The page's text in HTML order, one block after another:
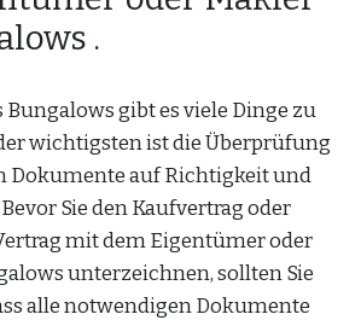
.
Bungalows gibt es viele Dinge zu
wichtigsten ist die Überprüfung
Dokumente auf Richtigkeit und
Sie den Kaufvertrag oder
mit dem Eigentümer oder
unterzeichnen, sollten Sie
alle notwendigen Dokumente